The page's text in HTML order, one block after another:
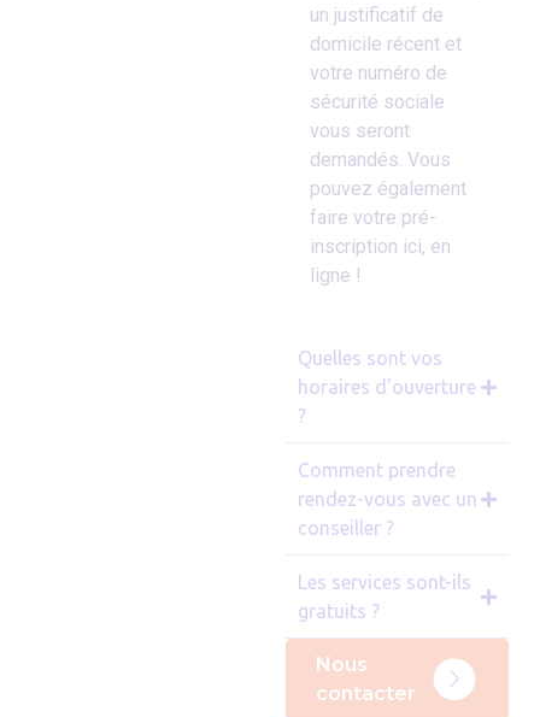
un justificatif de
domicile récent et
votre numéro de
sécurité sociale
vous seront
demandés. Vous
pouvez également
faire votre pré-
inscription ici, en
ligne !
Quelles sont vos
horaires d'ouverture
?
Comment prendre
rendez-vous avec un
conseiller ?
Les services sont-ils
gratuits ?
Nous
contacter